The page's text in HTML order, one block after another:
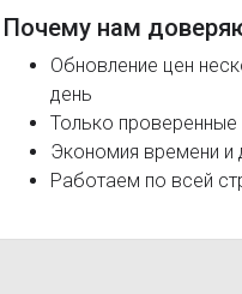
Почему нам
Обновление цен
день
Только проверенные
Экономия времени и
Работаем по всей